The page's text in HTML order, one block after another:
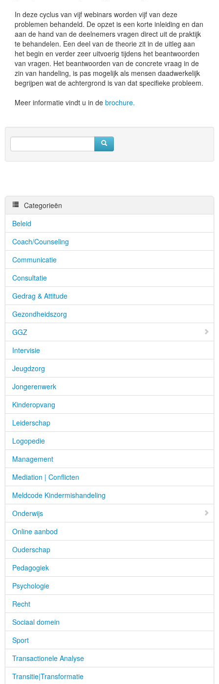
In deze cyclus van vijf webinars worden vijf van deze
problemen behandeld. De opzet is een korte inleiding en dan
aan de hand van de deelnemers vragen direct uit de praktijk
te behandelen. Een deel van de theorie zit in de uitleg aan
het begin en verder zeer uitvoerig tijdens het beantwoorden
van vragen. Het beantwoorden van de concrete vraag in de
zin van handeling, is pas mogelijk als mensen daadwerkelijk
begrijpen wat de achtergrond is van dat specifieke probleem.
Meer informatie vindt u in de brochure.
Categorieën
Beleid
Coach/Counseling
Communicatie
Consultatie
Gedrag & Attitude
Gezondheidszorg
GGZ
Intervisie
Jeugdzorg
Jongerenwerk
Kinderopvang
Leiderschap
Logopedie
Management
Mediation | Conflicten
Meldcode Kindermishandeling
Onderwijs
Online aanbod
Ouderschap
Pedagogiek
Psychologie
Recht
Sociaal domein
Sport
Transactionele Analyse
Transitie|Transformatie